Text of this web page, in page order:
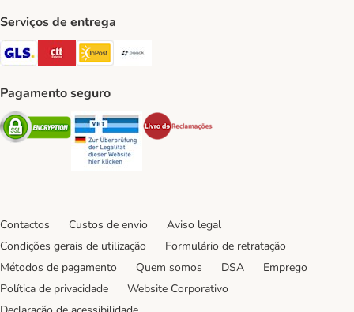
Serviços de entrega
GLS Shipping Method
CTTExpress Shipping Method
InPost Shipping Method
Pagamento seguro
Security Security
Contactos Custos de envio
Aviso legal
Condições gerais de utilização
Formulário de retratação
Métodos de pagamento
Quem somos DSA
Emprego
Política de privacidade
Website Corporativo